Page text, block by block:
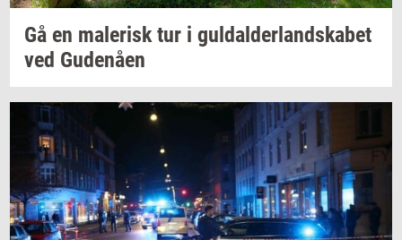
Gå en ma­le­risktur i gul­dal­der­land­ska­bet
ved Gu­denå­en